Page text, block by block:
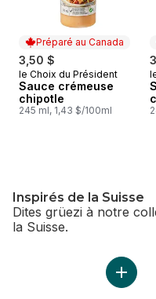
Préparé au Canada
3,50 $
Préparé au Canada
le Choix du Président
Sauce crémeuse
chipotle
245 ml, 1,43 $/100ml
Inspirés de la Suisse
Dites grüezi à notre
la Suisse.
sauter Inspirés de la